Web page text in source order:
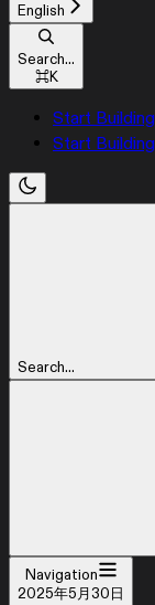
English
Search...
⌘K
Start Building
Start Building
Search...
Navigation
2025年5月30日